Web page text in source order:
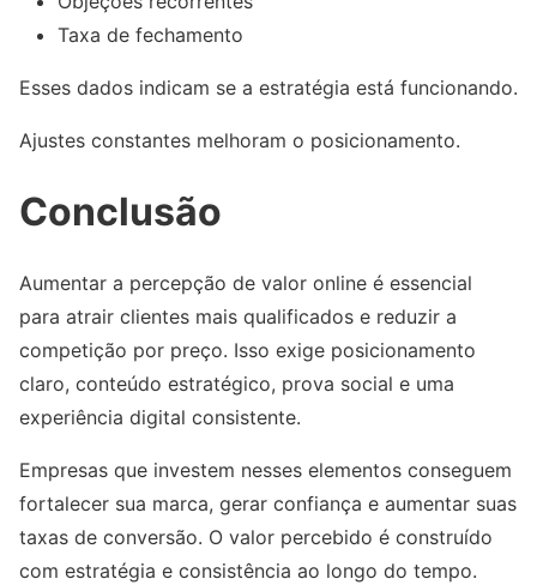
Taxa de fechamento
Esses dados indicam se a estratégia está funcionando.
Ajustes constantes melhoram o posicionamento.
Conclusão
Aumentar a percepção de valor online é essencial
para atrair clientes mais qualificados e reduzir a
competição por preço. Isso exige posicionamento
claro, conteúdo estratégico, prova social e uma
experiência digital consistente.
Empresas que investem nesses elementos conseguem
fortalecer sua marca, gerar confiança e aumentar suas
taxas de conversão. O valor percebido é construído
com estratégia e consistência ao longo do tempo.